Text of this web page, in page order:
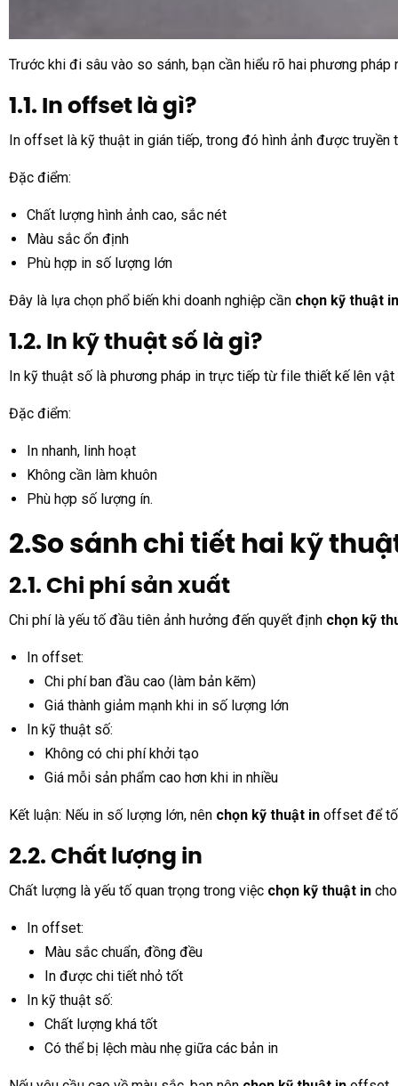
Trước khi đi sâu vào so sánh, bạn cần hiểu rõ hai phương
1.1. In offset là gì?
In offset là kỹ thuật in gián tiếp, trong đó hình ảnh được
Đặc điểm:
Chất lượng hình ảnh cao, sắc nét
Màu sắc ổn định
Phù hợp in số lượng lớn
Đây là lựa chọn phổ biến khi doanh nghiệp cần chọn kỹ thuật in
1.2. In kỹ thuật số là gì?
In kỹ thuật số là phương pháp in trực tiếp từ file thiết kế lên vật
Đặc điểm:
In nhanh, linh hoạt
Không cần làm khuôn
Phù hợp số lượng ín.
2.So sánh chi tiết hai kỹ
2.1. Chi phí sản xuất
Chi phí là yếu tố đầu tiên ảnh hưởng đến quyết định chọn kỹ
In offset:
Chi phí ban đầu cao (làm bản kẽm)
Giá thành giảm mạnh khi in số lượng lớn
In kỹ thuật số:
Không có chi phí khởi tạo
Giá mỗi sản phẩm cao hơn khi in nhiều
Kết luận: Nếu in số lượng lớn, nên chọn kỹ thuật in offset để
2.2. Chất lượng in
Chất lượng là yếu tố quan trọng trong việc chọn kỹ thuật in
In offset:
Màu sắc chuẩn, đồng đều
In được chi tiết nhỏ tốt
In kỹ thuật số:
Chất lượng khá tốt
Có thể bị lệch màu nhẹ giữa các bản in